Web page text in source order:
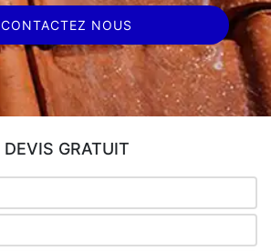
CONTACTEZ NOUS
DEVIS GRATUIT